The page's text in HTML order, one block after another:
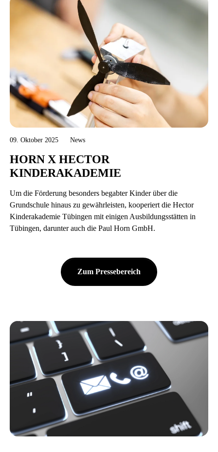
09. Oktober 2025 News
HORN X HECTOR
KINDERAKADEMIE
Um die Förderung besonders begabter Kinder über die
Grundschule hinaus zu gewährleisten, kooperiert die Hector
Kinderakademie Tübingen mit einigen Ausbildungsstätten in
Tübingen, darunter auch die Paul Horn GmbH.
Zum Pressebereich